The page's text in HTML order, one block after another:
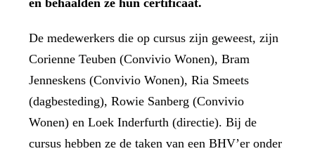
De medewerkers die op cursus zijn geweest, zijn
Corienne Teuben (Convivio Wonen), Bram
Jenneskens (Convivio Wonen), Ria Smeets
(dagbesteding), Rowie Sanberg (Convivio
Wonen) en Loek Inderfurth (directie). Bij de
cursus hebben ze de taken van een BHV’er onder